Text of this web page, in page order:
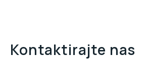
Kontaktirajte nas